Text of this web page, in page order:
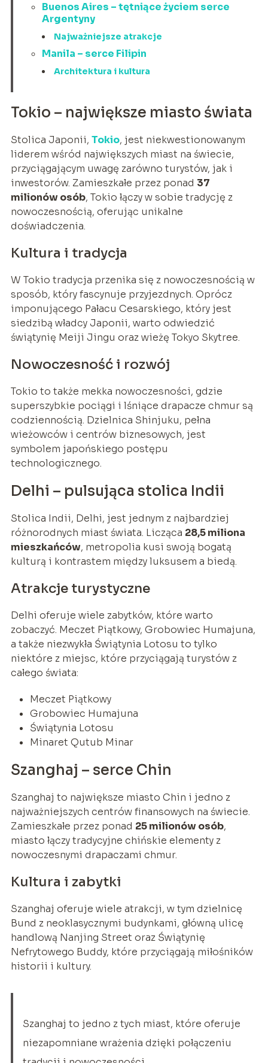
Buenos Aires – tętniące życiem serce
Argentyny
Najważniejsze atrakcje
Manila – serce Filipin
Architektura i kultura
Tokio – największe miasto świata
Stolica Japonii, Tokio, jest niekwestionowanym
liderem wśród największych miast na świecie,
przyciągającym uwagę zarówno turystów, jak i
inwestorów. Zamieszkałe przez ponad 37
milionów osób, Tokio łączy w sobie tradycję z
nowoczesnością, oferując unikalne
doświadczenia.
Kultura i tradycja
W Tokio tradycja przenika się z nowoczesnością w
sposób, który fascynuje przyjezdnych. Oprócz
imponującego Pałacu Cesarskiego, który jest
siedzibą władcy Japonii, warto odwiedzić
świątynię Meiji Jingu oraz wieżę Tokyo Skytree.
Nowoczesność i rozwój
Tokio to także mekka nowoczesności, gdzie
superszybkie pociągi i lśniące drapacze chmur są
codziennością. Dzielnica Shinjuku, pełna
wieżowców i centrów biznesowych, jest
symbolem japońskiego postępu
technologicznego.
Delhi – pulsująca stolica Indii
Stolica Indii, Delhi, jest jednym z najbardziej
różnorodnych miast świata. Licząca 28,5 miliona
mieszkańców, metropolia kusi swoją bogatą
kulturą i kontrastem między luksusem a biedą.
Atrakcje turystyczne
Delhi oferuje wiele zabytków, które warto
zobaczyć. Meczet Piątkowy, Grobowiec Humajuna,
a także niezwykła Świątynia Lotosu to tylko
niektóre z miejsc, które przyciągają turystów z
całego świata:
Meczet Piątkowy
Grobowiec Humajuna
Świątynia Lotosu
Minaret Qutub Minar
Szanghaj – serce Chin
Szanghaj to największe miasto Chin i jedno z
najważniejszych centrów finansowych na świecie.
Zamieszkałe przez ponad 25 milionów osób,
miasto łączy tradycyjne chińskie elementy z
nowoczesnymi drapaczami chmur.
Kultura i zabytki
Szanghaj oferuje wiele atrakcji, w tym dzielnicę
Bund z neoklasycznymi budynkami, główną ulicę
handlową Nanjing Street oraz Świątynię
Nefrytowego Buddy, które przyciągają miłośników
historii i kultury.
Szanghaj to jedno z tych miast, które oferuje
niezapomniane wrażenia dzięki połączeniu